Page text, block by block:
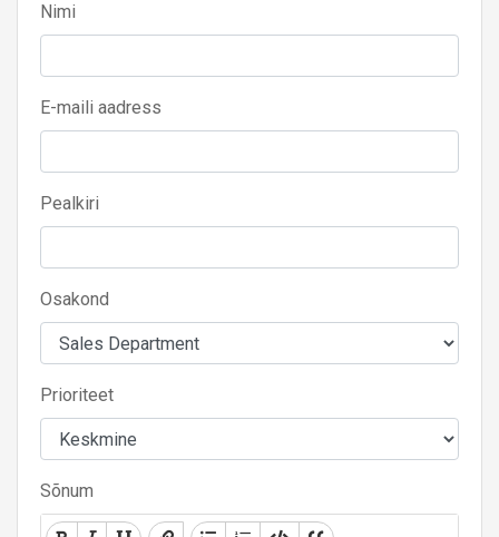
Nimi
E-maili aadress
Pealkiri
Osakond
Prioriteet
Sõnum